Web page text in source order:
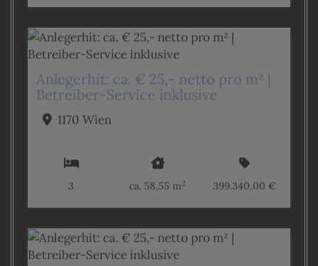
Anlegerhit: ca. € 25,- netto pro m² |
Betreiber-Service inklusive
1170 Wien
3 ca. 58,55 m2 399.340,00 €